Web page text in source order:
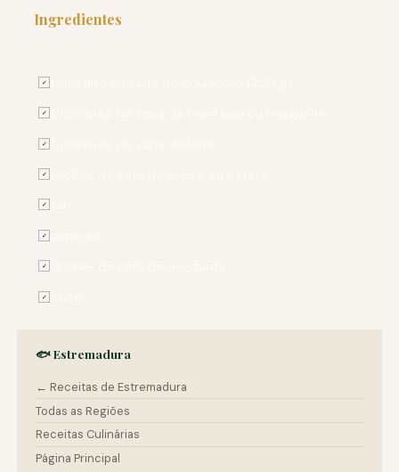
Ingredientes
✓
✓
✓
✓
✓
✓
✓
✓
🐟 Estremadura
← Receitas de Estremadura
Todas as Regiões
Receitas Culinárias
Página Principal